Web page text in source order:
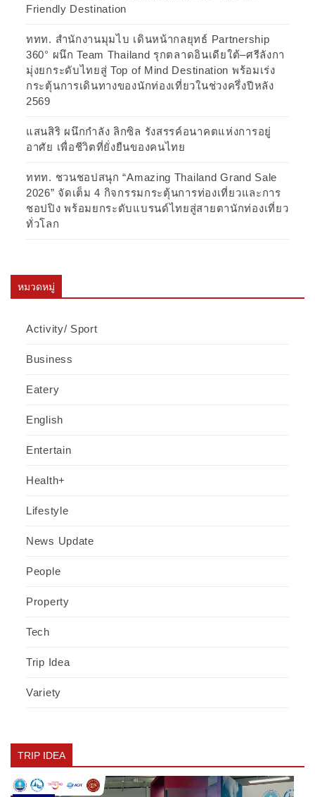
Friendly Destination
ททท. สำนักงานมุมไบ เดินหน้ากลยุทธ์ Partnership
360° ผนึก Team Thailand รุกตลาดอินเดียใต้–ศรีลังกา
มุ่งยกระดับไทยสู่ Top of Mind Destination พร้อมเร่ง
กระตุ้นการเดินทางของนักท่องเที่ยวในช่วงครึ่งปีหลัง
2569
แสนสิริ ผนึกกำลัง ลิกซิล รังสรรค์อนาคตแห่งการอยู่
อาศัย เพื่อชีวิตที่ยั่งยืนของคนไทย
ททท. ชวนชอปสนุก “Amazing Thailand Grand Sale
2026” จัดเต็ม 4 กิจกรรมกระตุ้นการท่องเที่ยวและการ
ชอปปิง พร้อมยกระดับแบรนด์ไทยสู่สายตานักท่องเที่ยว
ทั่วโลก
หมวดหมู่
Activity/ Sport
Business
Eatery
English
Entertain
Health+
Lifestyle
News Update
People
Property
Tech
Trip Idea
Variety
TRIP IDEA